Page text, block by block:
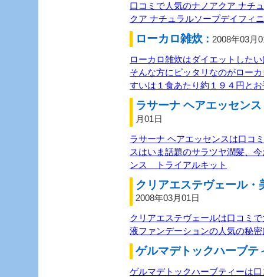
口コミで人気のナノアクア ナチ
クア ナチュラルソープデイフィ
ローカロ雑炊 : 2008年03月
ローカロ雑炊はダイエットした
そんな方にピッタリなのがロー
すいは１食あたり約１９４円と
ラサーナ ヘアエッセン
月01日
ラサーナ ヘアエッセンスは口コ
スはいま話題のサラツヤ潤髪、
ンス トライアルキット
クリアエステヴェール
2008年03月01日
クリアエステヴェールは口コミ
液ファンデーションの人気の秘
ゲルマデトックハーブテ
ゲルマデトックハーブティーは